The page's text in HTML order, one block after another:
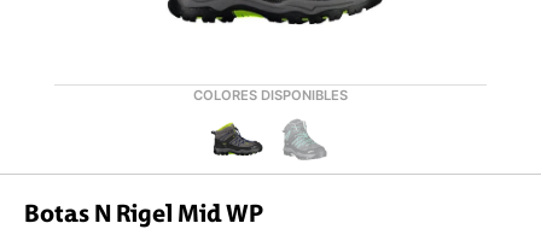
COLORES DISPONIBLES
Botas N Rigel Mid WP